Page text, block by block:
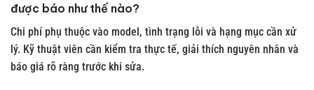
được báo như thế nào?
Chi phí phụ thuộc vào model, tình trạng lỗi và hạng mục cần xử
lý. Kỹ thuật viên cần kiểm tra thực tế, giải thích nguyên nhân và
báo giá rõ ràng trước khi sửa.